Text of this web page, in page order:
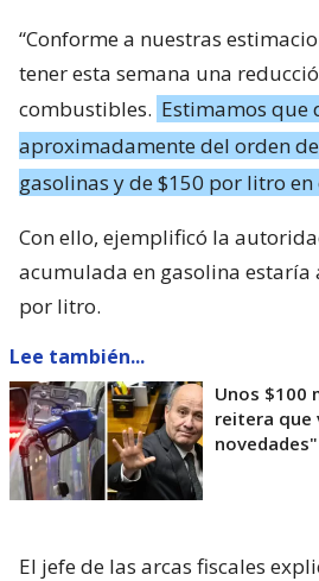
“Conforme a nuestras
tener esta semana una
combustibles. Estimamos que
aproximadamente del orden
gasolinas y de $150 por litro en
Con ello, ejemplificó la
acumulada en gasolina estaría
por litro.
Lee también...
Unos $100
reitera que
El jefe de las arcas fiscales